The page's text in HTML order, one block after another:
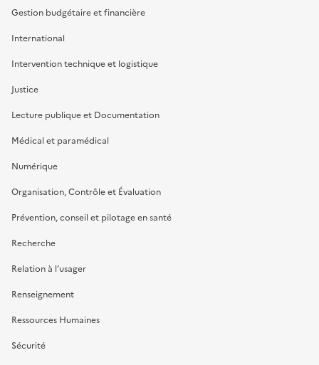
Gestion budgétaire et financière
International
Intervention technique et logistique
Justice
Lecture publique et Documentation
Médical et paramédical
Numérique
Organisation, Contrôle et Évaluation
Prévention, conseil et pilotage en santé
Recherche
Relation à l’usager
Renseignement
Ressources Humaines
Sécurité